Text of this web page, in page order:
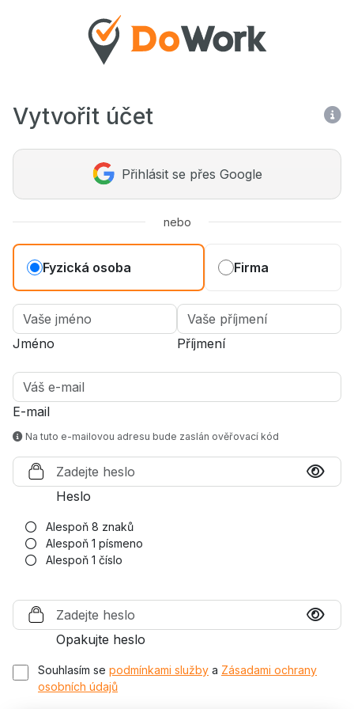
Vytvořit účet
Přihlásit se přes Google
nebo
Fyzická osoba Firma
Jméno Příjmení
E-mail
Na tuto e-mailovou adresu bude zaslán ověřovací kód
Heslo
Alespoň 8 znaků
Alespoň 1 písmeno
Alespoň 1 číslo
Opakujte heslo
Souhlasím se podmínkami služby a Zásadami ochrany
osobních údajů